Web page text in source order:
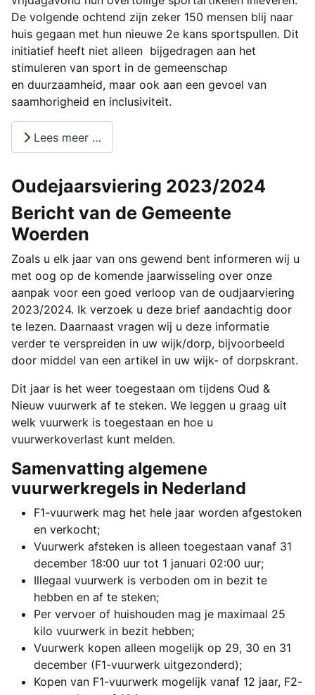
De volgende ochtend zijn zeker 150 mensen blij naar
huis gegaan met hun nieuwe 2e kans sportspullen. Dit
initiatief heeft niet alleen bijgedragen aan het
stimuleren van sport in de gemeenschap
en duurzaamheid, maar ook aan een gevoel van
saamhorigheid en inclusiviteit.
Lees meer …
Oudejaarsviering 2023/2024
Bericht van de Gemeente
Woerden
Zoals u elk jaar van ons gewend bent informeren wij u
met oog op de komende jaarwisseling over onze
aanpak voor een goed verloop van de oudjaarviering
2023/2024. Ik verzoek u deze brief aandachtig door
te lezen. Daarnaast vragen wij u deze informatie
verder te verspreiden in uw wijk/dorp, bijvoorbeeld
door middel van een artikel in uw wijk- of dorpskrant.
Dit jaar is het weer toegestaan om tijdens Oud &
Nieuw vuurwerk af te steken. We leggen u graag uit
welk vuurwerk is toegestaan en hoe u
vuurwerkoverlast kunt melden.
Samenvatting algemene
vuurwerkregels in Nederland
F1-vuurwerk mag het hele jaar worden afgestoken
en verkocht;
Vuurwerk afsteken is alleen toegestaan vanaf 31
december 18:00 uur tot 1 januari 02:00 uur;
Illegaal vuurwerk is verboden om in bezit te
hebben en af te steken;
Per vervoer of huishouden mag je maximaal 25
kilo vuurwerk in bezit hebben;
Vuurwerk kopen alleen mogelijk op 29, 30 en 31
december (F1-vuurwerk uitgezonderd);
Kopen van F1-vuurwerk mogelijk vanaf 12 jaar, F2-